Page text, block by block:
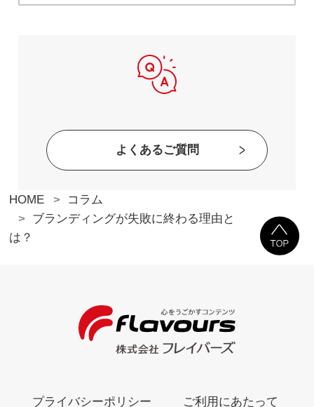
よくあるご質問
HOME
コラム
ブランディングが失敗に終わる理由と
は？
プライバシーポリシー ご利用にあたって